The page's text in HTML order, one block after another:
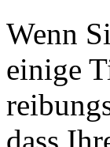
Wenn
einige
dass